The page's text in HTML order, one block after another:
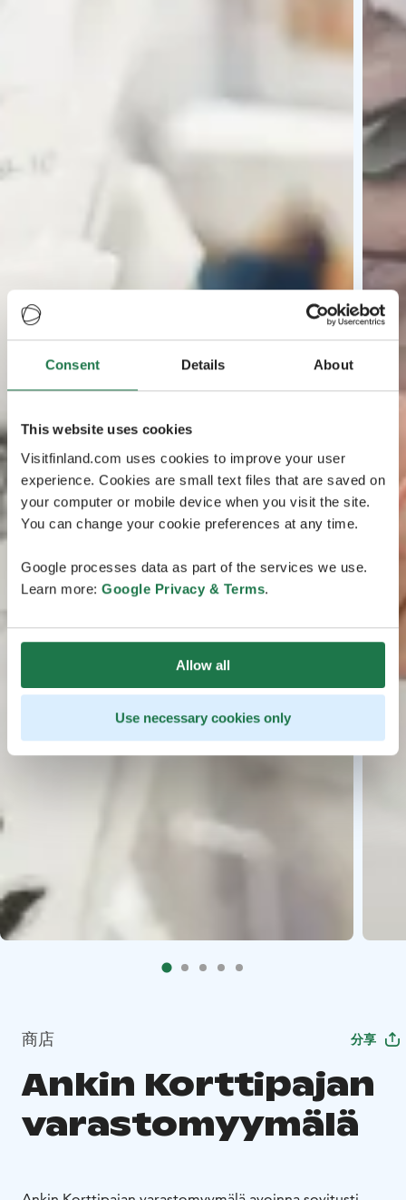
Consent Details About
This website uses cookies
Visitfinland.com uses cookies to improve your user
experience. Cookies are small text files that are saved on
your computer or mobile device when you visit the site.
You can change your cookie preferences at any time.
Google processes data as part of the services we use.
Learn more: Google Privacy & Terms.
Allow all
Use necessary cookies only
商店 分享
Ankin Korttipajan
varastomyymälä